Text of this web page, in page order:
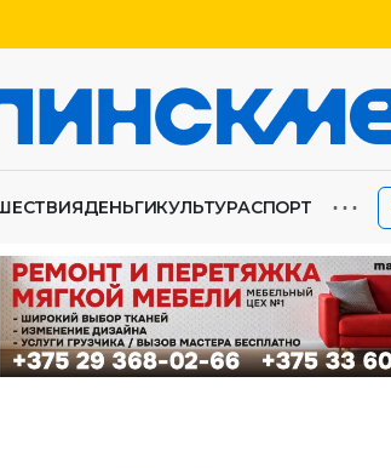
ДЕНЬГИКУЛЬТУРАСПОРТ ⋯